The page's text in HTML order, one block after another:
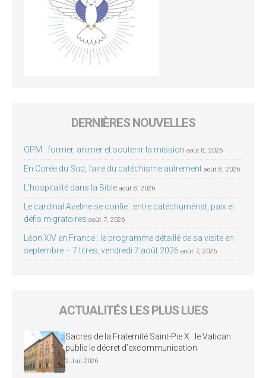
DERNIÈRES NOUVELLES
OPM : former, animer et soutenir la mission août 8, 2026
En Corée du Sud, faire du catéchisme autrement août 8, 2026
L’hospitalité dans la Bible août 8, 2026
Le cardinal Aveline se confie : entre catéchuménat, paix et
défis migratoires août 7, 2026
Léon XIV en France : le programme détaillé de sa visite en
septembre – 7 titres, vendredi 7 août 2026 août 7, 2026
ACTUALITÉS LES PLUS LUES
Sacres de la Fraternité Saint-Pie X : le Vatican
publie le décret d’excommunication
2 Juil 2026